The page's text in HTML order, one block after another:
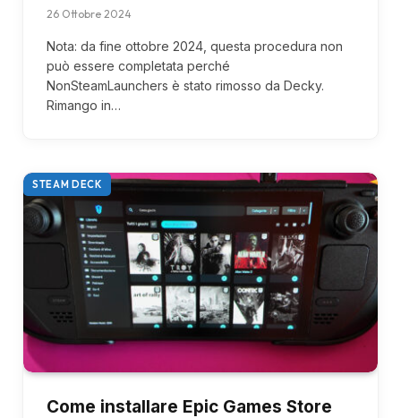
26 Ottobre 2024
Nota: da fine ottobre 2024, questa procedura non
può essere completata perché
NonSteamLaunchers è stato rimosso da Decky.
Rimango in…
STEAM DECK
Come installare Epic Games Store